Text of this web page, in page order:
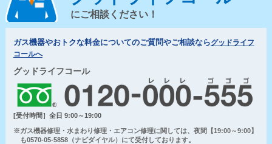
にご相談ください！
ガス機器やおトクな料金についてのご質問やご相談ならグッドライフ
コールへ
グッドライフコール
[受付時間］全日 9:00～19:00
※ガス機器修理・水まわり修理・エアコン修理に関しては、夜間【19:00～9:00】
も0570-05-5858（ナビダイヤル）にて受付しております。